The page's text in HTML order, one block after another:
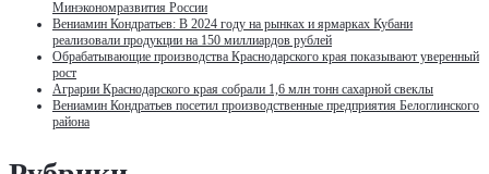
Минэкономразвития России
Вениамин Кондратьев: В 2024 году на рынках и ярмарках Кубани
реализовали продукции на 150 миллиардов рублей
Обрабатывающие производства Краснодарского края показывают уверенный
рост
Аграрии Краснодарского края собрали 1,6 млн тонн сахарной свеклы
Вениамин Кондратьев посетил производственные предприятия Белоглинского
района